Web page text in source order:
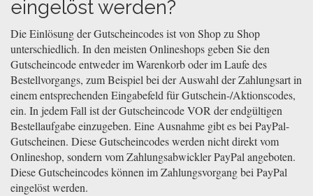
eingelöst werden?
Die Einlösung der Gutscheincodes ist von Shop zu Shop
unterschiedlich. In den meisten Onlineshops geben Sie den
Gutscheincode entweder im Warenkorb oder im Laufe des
Bestellvorgangs, zum Beispiel bei der Auswahl der Zahlungsart in
einem entsprechenden Eingabefeld für Gutschein-/Aktionscodes,
ein. In jedem Fall ist der Gutscheincode VOR der endgültigen
Bestellaufgabe einzugeben. Eine Ausnahme gibt es bei PayPal-
Gutscheinen. Diese Gutscheincodes werden nicht direkt vom
Onlineshop, sondern vom Zahlungsabwickler PayPal angeboten.
Diese Gutscheincodes können im Zahlungsvorgang bei PayPal
eingelöst werden.